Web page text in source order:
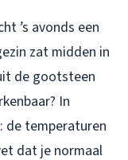
’s avonds een
zat midden in
de gootsteen
In
de temperaturen
dat je normaal